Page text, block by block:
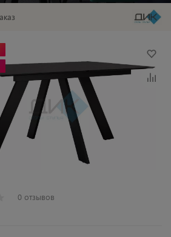
0 отзывов